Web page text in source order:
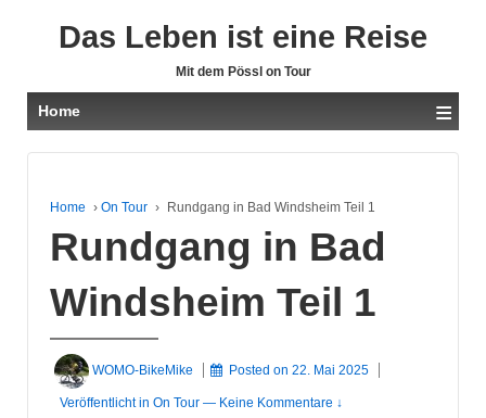
Das Leben ist eine Reise
Mit dem Pössl on Tour
Home ≡
Home › On Tour › Rundgang in Bad Windsheim Teil 1
Rundgang in Bad
Windsheim Teil 1
WOMO-BikeMike Posted on22. Mai 2025
Veröffentlicht in On Tour — Keine Kommentare ↓